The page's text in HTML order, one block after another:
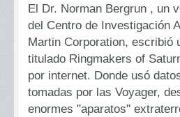
El Dr. Norman Bergrun , un
del Centro de Investigación
Martin Corporation, escribió
titulado Ringmakers of
por internet. Donde usó
tomadas por las Voyager,
enormes "aparatos"